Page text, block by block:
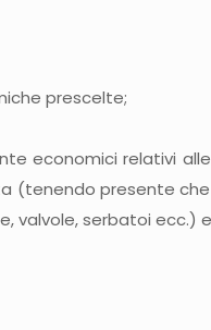
prescelte;
economici relativi
(tenendo presente
serbatoi ecc.)